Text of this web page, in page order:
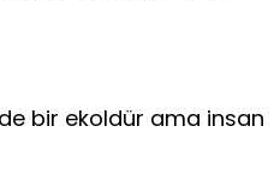
bir ekoldür ama insan